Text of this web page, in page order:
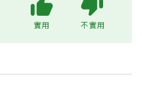
實用 不實用